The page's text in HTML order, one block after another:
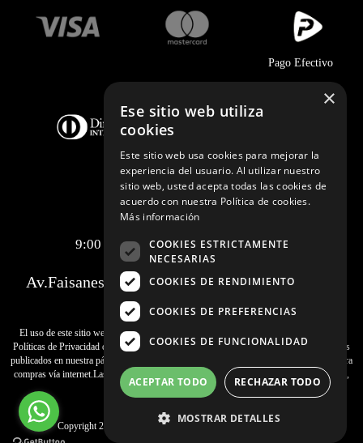
Pago Efectivo
Telf.:+51 989 174 974
info@johnholden.com.pe
9:00 am a 6:00 pm de lunes a viernes
Av.Faisanes 420 , Urb. La Campiña , Chorrillos
El uso de este sitio web implica la aceptación de los
Políticas de Privacidad de SAMITEX S.A. Las fotos son a modo ilustrativo.Los precios
publicados en nuestra página web
son válidos exclusivamente para
compras vía internet.Las promociones son válidas el día de hoy, stock mínimo 1 unidad,
promociones no acumulables.
Copyright 2020 SAMITEX S.A .Todos los derechos reservados.
×
Ese sitio web utiliza
cookies
Este sitio web usa cookies para mejorar la
experiencia del usuario. Al utilizar nuestro
sitio web, usted acepta todas las cookies de
acuerdo con nuestra Política de cookies.
Más información
COOKIES ESTRICTAMENTE
NECESARIAS
COOKIES DE RENDIMIENTO
COOKIES DE PREFERENCIAS
COOKIES DE FUNCIONALIDAD
ACEPTAR TODO RECHAZAR TODO
MOSTRAR DETALLES